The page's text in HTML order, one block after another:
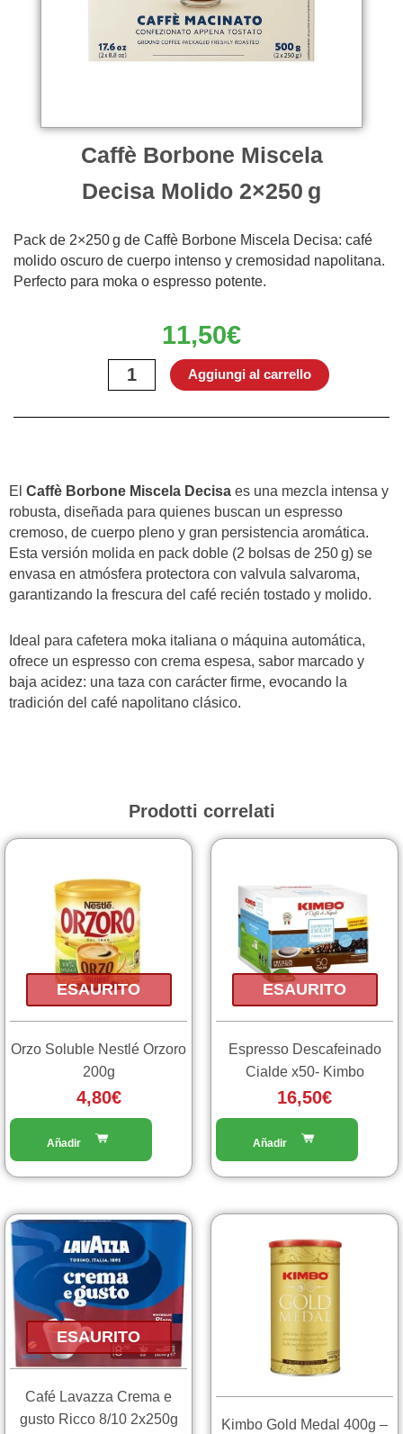
Caffè Borbone Miscela
Decisa Molido 2×250 g
Pack de 2×250 g de Caffè Borbone Miscela Decisa: café
molido oscuro de cuerpo intenso y cremosidad napolitana.
Perfecto para moka o espresso potente.
11,50€
Borbone
quantità
Aggiungi al carrello
El Caffè Borbone Miscela Decisa es una mezcla intensa y
robusta, diseñada para quienes buscan un espresso
cremoso, de cuerpo pleno y gran persistencia aromática.
Esta versión molida en pack doble (2 bolsas de 250 g) se
envasa en atmósfera protectora con valvula salvaroma,
garantizando la frescura del café recién tostado y molido.
Ideal para cafetera moka italiana o máquina automática,
ofrece un espresso con crema espesa, sabor marcado y
baja acidez: una taza con carácter firme, evocando la
tradición del café napolitano clásico.
Prodotti correlati
ESAURITO
Orzo Soluble Nestlé Orzoro
200g
4,80€
ESAURITO
Espresso Descafeinado
Cialde x50- Kimbo
16,50€
ESAURITO
Café Lavazza Crema e
gusto Ricco 8/10 2x250g
Kimbo Gold Medal 400g –